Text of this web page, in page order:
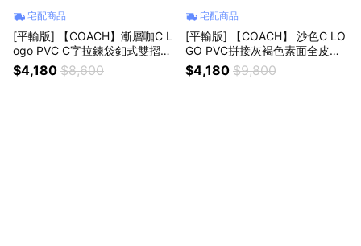
宅配商品
[平輸版] 【COACH】漸層咖C L
ogo PVC C字拉鍊袋釦式雙摺短
夾 真品平輸
$4,180 $8,600
宅配商品
[平輸版] 【COACH】 沙色C LO
GO PVC拼接灰褐色素面全皮釦
式三摺零錢袋小短夾 真品平輸
$4,180 $9,800